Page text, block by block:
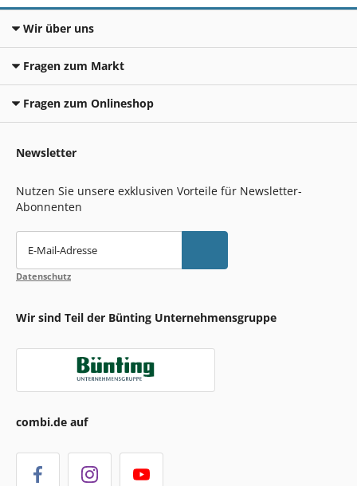
Wir über uns
Fragen zum Markt
Fragen zum Onlineshop
Newsletter
Nutzen Sie unsere exklusiven Vorteile für Newsletter-
Abonnenten
E-Mail-Adresse
Datenschutz
Wir sind Teil der Bünting Unternehmensgruppe
combi.de auf